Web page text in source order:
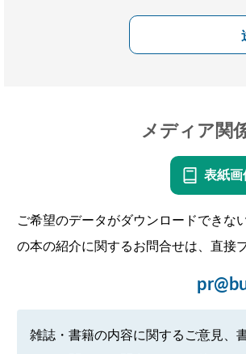
メディア関
表紙画
ご希望のデータがダウンロードできな
の本の紹介に関するお問合せは、直接
雑誌・書籍の内容に関するご意見、